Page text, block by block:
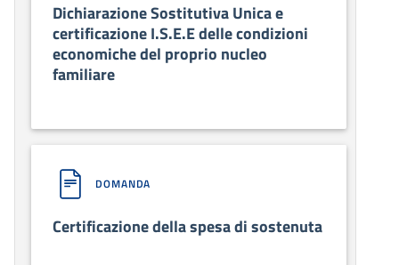
Dichiarazione Sostitutiva Unica e
certificazione I.S.E.E delle condizioni
economiche del proprio nucleo
familiare
DOMANDA
Certificazione della spesa di sostenuta